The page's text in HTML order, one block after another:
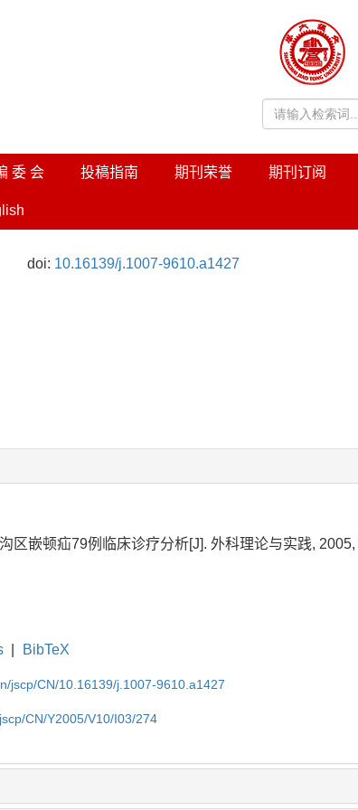
委 会 投稿指南 期刊荣誉 期刊订阅
doi: 10.16139/j.1007-9610.a1427
区嵌顿疝79例临床诊疗分析[J]. 外科理论与实践,
BibTeX
jscp/CN/10.16139/j.1007-9610.a1427
CN/Y2005/V10/I03/274